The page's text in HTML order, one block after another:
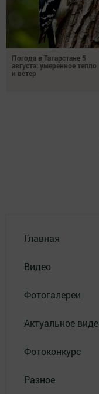
Погода в Татарстане 5
августа: умеренное тепло
и ветер
Главная
Видео
Фотогалереи
Актуальное
Фотоконкурс
Разное